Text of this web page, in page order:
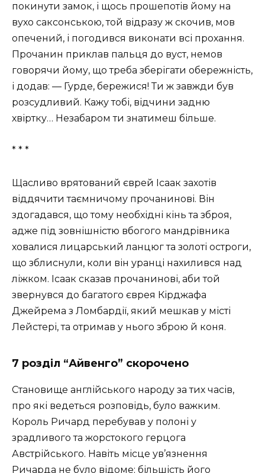
покинути замок, і щось прошепотів йому на
вухо саксонською, той відразу ж скочив, мов
опечений, і погодився виконати всі прохання.
Прочанин приклав пальця до вуст, немов
говорячи йому, що треба зберігати обережність,
і додав: — Гурде, бережися! Ти ж завжди був
розсудливий. Кажу тобі, відчини задню
хвіртку… Незабаром ти знатимеш більше.
* * *
Щасливо врятований єврей Ісаак захотів
віддячити таємничому прочанинові. Він
здогадався, що тому необхідні кінь та зброя,
адже під зовнішністю вбогого мандрівника
ховалися лицарський ланцюг та золоті остроги,
що зблиснули, коли він уранці нахилився над
ліжком. Ісаак сказав прочанинові, аби той
звернувся до багатого єврея Кірджафа
Джейрема з Ломбардії, який мешкав у місті
Лейстері, та отримав у нього зброю й коня.
7 розділ “Айвенго” скорочено
Становище англійського народу за тих часів,
про які ведеться розповідь, було важким.
Король Ричард перебував у полоні у
зрадливого та жорстокого герцога
Австрійського. Навіть місце ув’язнення
Ричарда не було відоме; більшість його